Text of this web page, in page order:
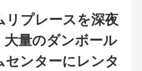
リプレースを深夜
大量のダンボール
センターにレンタ